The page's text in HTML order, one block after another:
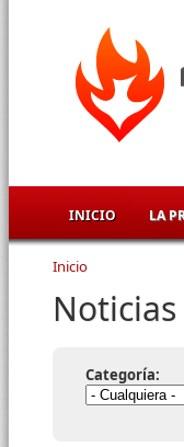
INICIO LA
Se
Inicio
Noticias
Categoría: